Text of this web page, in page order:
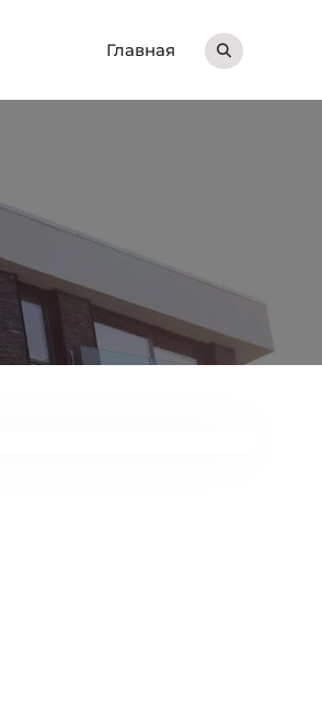
Главная